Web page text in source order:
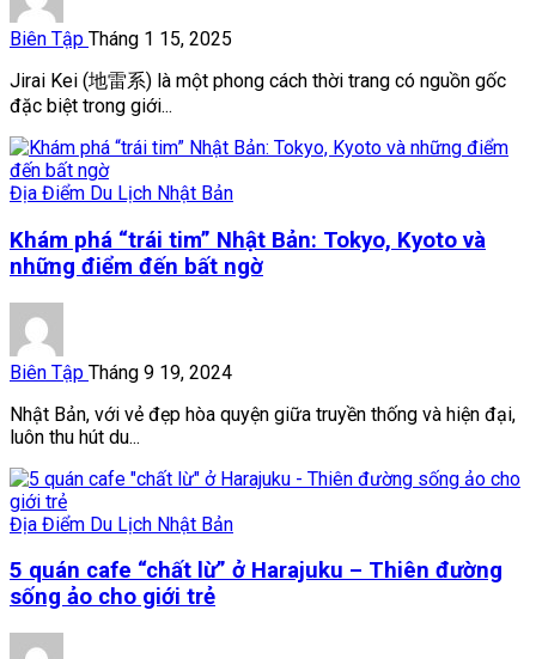
Biên Tập Tháng 1 15, 2025
Jirai Kei (地雷系) là một phong cách thời trang có nguồn gốc
đặc biệt trong giới...
Địa Điểm Du Lịch Nhật Bản
Khám phá “trái tim” Nhật Bản: Tokyo, Kyoto và
những điểm đến bất ngờ
Biên Tập Tháng 9 19, 2024
Nhật Bản, với vẻ đẹp hòa quyện giữa truyền thống và hiện đại,
luôn thu hút du...
Địa Điểm Du Lịch Nhật Bản
5 quán cafe “chất lừ” ở Harajuku – Thiên đường
sống ảo cho giới trẻ